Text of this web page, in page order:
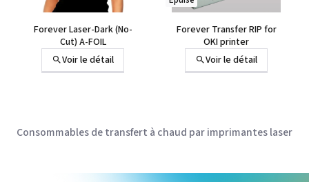
Forever Laser-Dark (No-
Cut) A-FOIL
Voir le détail
Forever Transfer RIP for
OKI printer
Voir le détail
Consommables de transfert à chaud par imprimantes laser